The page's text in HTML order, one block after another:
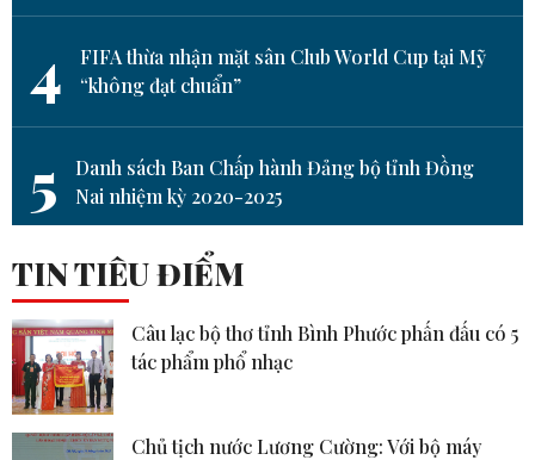
4
FIFA thừa nhận mặt sân Club World Cup tại Mỹ
“không đạt chuẩn”
5
Danh sách Ban Chấp hành Đảng bộ tỉnh Đồng
Nai nhiệm kỳ 2020-2025
TIN TIÊU ĐIỂM
Câu lạc bộ thơ tỉnh Bình Phước phấn đấu có 5
tác phẩm phổ nhạc
Chủ tịch nước Lương Cường: Với bộ máy